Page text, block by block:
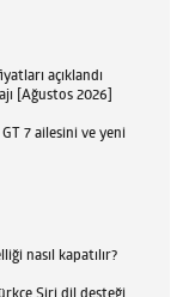
açıklandı
[Ağustos 2026]
7 ailesini ve yeni
nasıl kapatılır?